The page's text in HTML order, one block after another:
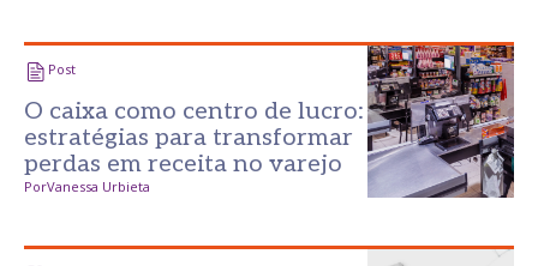
Post
O caixa como centro de lucro:
estratégias para transformar
perdas em receita no varejo
PorVanessa Urbieta